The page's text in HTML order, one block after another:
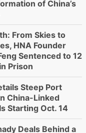
of China’s
From Skies to
HNA Founder
Sentenced to 12
Prison
Steep Port
China-Linked
Starting Oct. 14
Deals Behind a